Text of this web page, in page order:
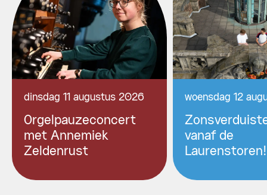
dinsdag 11 augustus 2026
Orgelpauzeconcert
met Annemiek
Zeldenrust
woensdag 12
vanaf de
Laurenstoren!